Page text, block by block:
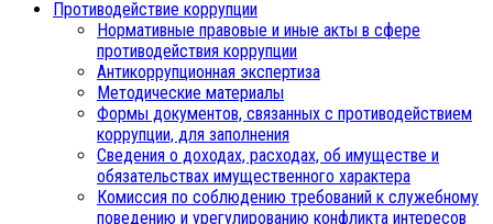
Противодействие коррупции
Нормативные правовые и иные акты в сфере
противодействия коррупции
Антикоррупционная экспертиза
Методические материалы
Формы документов, связанных с противодействием
коррупции, для заполнения
Сведения о доходах, расходах, об имуществе и
обязательствах имущественного характера
Комиссия по соблюдению требований к служебному
поведению и урегулированию конфликта интересов